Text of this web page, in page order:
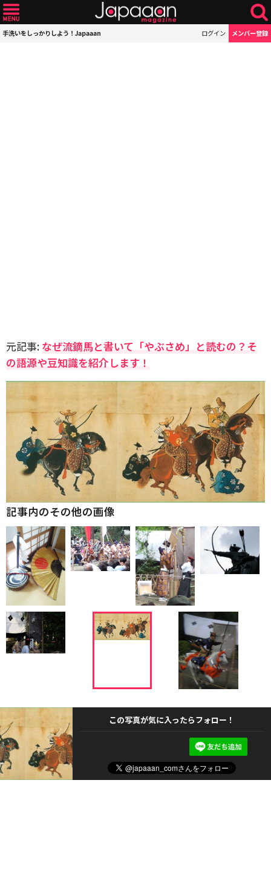
手洗いをしっかりしよう！Japaaan ログイン メンバー登録
元記事: なぜ流鏑馬と書いて「やぶさめ」と読むの？そ
の語源や豆知識を紹介します！
記事内のその他の画像
この写真が気に入ったらフォロー！